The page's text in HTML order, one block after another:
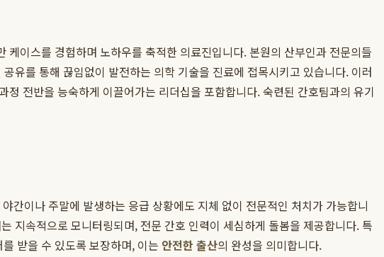
이스를 경험하며 노하우를 축적한 의료진입니다. 본원의 산부인과 전문의들
유를 통해 끊임없이 발전하는 의학 기술을 진료에 접목시키고 있습니다. 이러
전반을 능숙하게 이끌어가는 리더십을 포함합니다. 숙련된 간호팀과의 유기
간이나 주말에 발생하는 응급 상황에도 지체 없이 전문적인 처치가 가능합니
지속적으로 모니터링되며, 전문 간호 인력이 세심하게 돌봄을 제공합니다. 특
받을 수 있도록 보장하며, 이는 안전한 출산의 완성을 의미합니다.